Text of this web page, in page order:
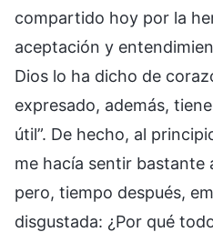
compartido hoy por la
aceptación y
Dios lo ha dicho de
expresado, además,
útil”. De hecho, al
me hacía sentir bastante
pero, tiempo después,
disgustada: ¿Por qué